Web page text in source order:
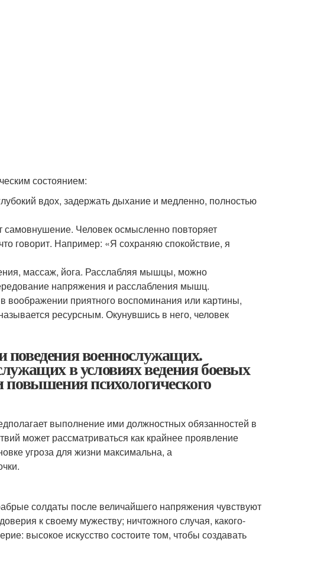
состоянием:
вдох, задержать дыхание и медленно, полностью
самовнушение. Человек осмысленно повторяет
говорит. Например: «Я сохраняю спокойствие, я
массаж, йога. Расслабляя мышцы, можно
напряжения и расслабления мышц.
воображении приятного воспоминания или картины,
ресурсным. Окунувшись в него, человек
поведения военнослужащих.
в условиях ведения боевых
психологического
выполнение ими должностных обязанностей в
может рассматриваться как крайнее проявление
угроза для жизни максимальна, а
солдаты после величайшего напряжения чувствуют
к своему мужеству; ничтожного случая, какого-
высокое искусство состоите том, чтобы создавать